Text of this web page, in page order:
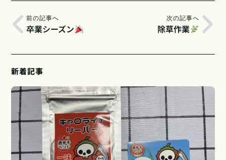
前の記事へ
卒業シーズン
次の記事へ
除草作業
新着記事